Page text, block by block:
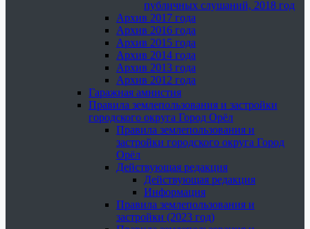
публичных слушаний, 2018 год
Архив 2017 года
Архив 2016 года
Архив 2015 года
Архив 2014 года
Архив 2013 года
Архив 2012 года
Гаражная амнистия
Правила землепользования и застройки
городского округа Город Орёл
Правила землепользования и
застройки городского округа Город
Орёл
Действующая редакция
Действующая редакция
Информация
Правила землепользования и
застройки (2023 год)